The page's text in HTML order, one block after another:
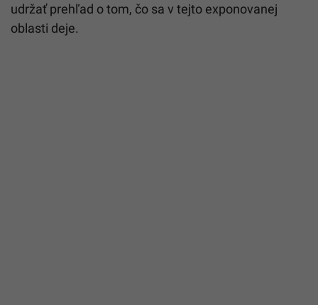
udržať prehľad o tom, čo sa v tejto exponovanej
oblasti deje.